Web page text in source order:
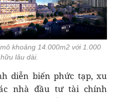
khoảng 14.000m2 với 1.000
lâu dài.
diễn biến phức tạp, xu
nhà đầu tư tài chính